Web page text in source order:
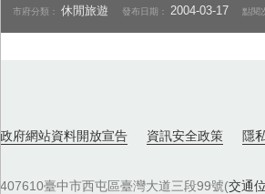
市府分類：休閒旅遊 發布日期： 2004-03-17 點閱
政府網站資料開放宣告 資訊安全政策 隱
407610臺中市西屯區臺灣大道三段99號(交通